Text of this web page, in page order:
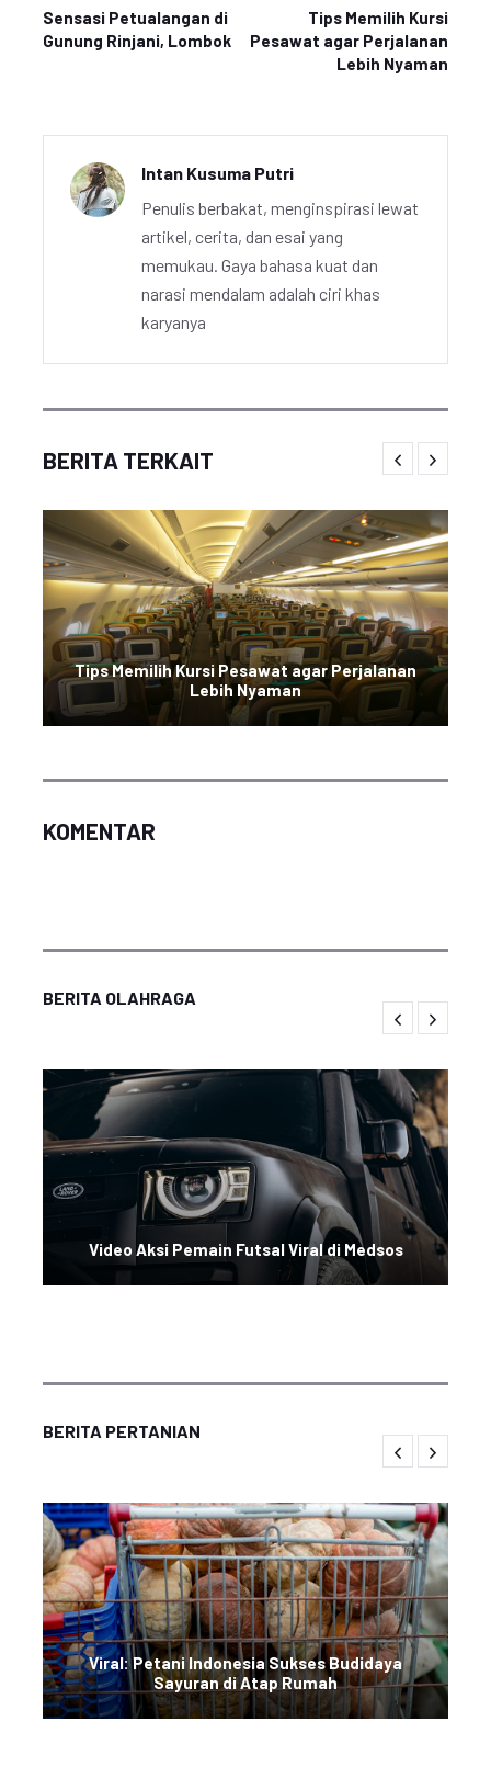
Sensasi Petualangan di
Gunung Rinjani, Lombok
Tips Memilih Kursi
Pesawat agar Perjalanan
Lebih Nyaman
Intan Kusuma Putri
Penulis berbakat, menginspirasi lewat
artikel, cerita, dan esai yang
memukau. Gaya bahasa kuat dan
narasi mendalam adalah ciri khas
karyanya
BERITA TERKAIT
Tips Memilih Kursi Pesawat agar Perjalanan
Lebih Nyaman
KOMENTAR
BERITA OLAHRAGA
Video Aksi Pemain Futsal Viral di Medsos
BERITA PERTANIAN
Viral: Petani Indonesia Sukses Budidaya
Sayuran di Atap Rumah